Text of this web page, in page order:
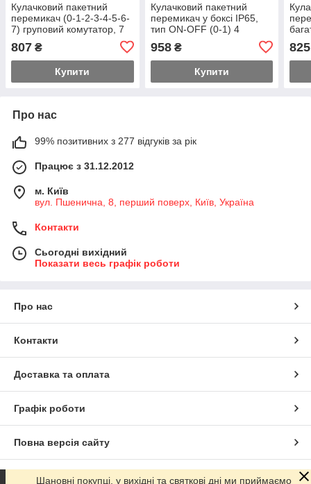
Кулачковий пакетний
перемикач (0-1-2-3-4-5-6-
7) груповий комутатор, 7
807 ₴
Купити
Кулачковий пакетний
перемикач у боксі IP65,
тип ON-OFF (0-1) 4
полюси, з блокуванням,
10А
958₴
Купити
825
Про нас
99% позитивних з 277 відгуків за рік
Працює з 31.12.2012
м. Київ
вул. Пшенична, 8, перший поверх, Київ, Україна
Контакти
Сьогодні вихідний
Показати весь графік роботи
Про нас
Контакти
Доставка та оплата
Графік роботи
Повна версія сайту
Сайт створено на маркетплейсі Prom.ua
Шановні покупці, у вихідні та святкові дні ми приймаємо